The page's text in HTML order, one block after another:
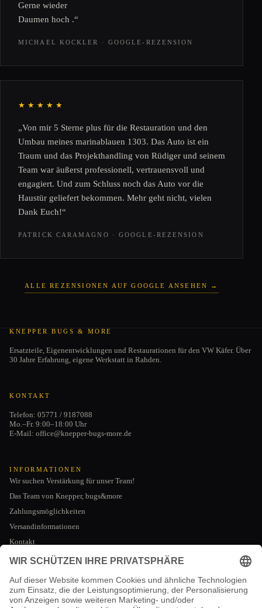
Gerne wieder
Daumen hoch .“
MICHAEL KOCKLER · GOOGLE-REZENSION
★★★★★
„Von mir 5 Sterne plus für die Restauration und den
Umbau meines marinablauen 1303. Das Auto ist ein
Traum und das Projekthandling von Rüdiger und seinem
Team war äußerst professionell, vertrauensvoll und
engagiert. Und zum Schluss noch das Auto vor die
Haustür geliefert bekommen. Mehr geht nicht, vielen
Dank Euch!“
PATRICK CARAMAGNO · GOOGLE-REZENSION
ALLE REZENSIONEN AUF GOOGLE ANSEHEN →
KNEPPER BUGS & MORE
Ersatzteile, Eigenentwicklungen und Restaurationen für den VW Käfer. Über
30 Jahre Erfahrung, eigene Werkstatt in Rahden.
KONTAKT
Telefon: 05771 / 9187088
Mo.–Fr. 9:00–18:00 Uhr
E-Mail: office@knepper-bugs-more.de
INFORMATIONEN
Wir suchen Verstärkung für unser Team!
Das Team von Knepper, bugs&more
Zahlungsmöglichkeiten
Versandinformationen
Kontakt
RECHTLICHES
Impressum
AGB
AGB
Impressum
Kontaktinformationen